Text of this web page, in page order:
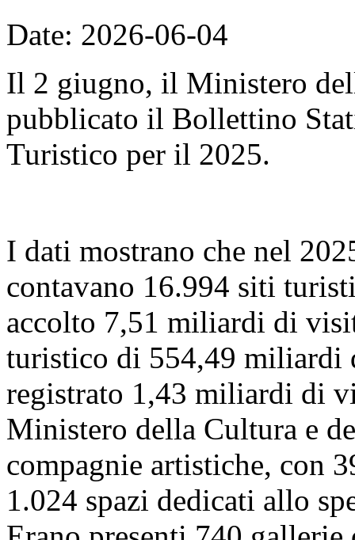
Date: 2026-06-04
Il 2 giugno, il Ministero
pubblicato il Bollettino
Turistico per il 2025.
I dati mostrano che nel
contavano 16.994 siti
accolto 7,51 miliardi di
turistico di 554,49 miliardi
registrato 1,43 miliardi di
Ministero della Cultura e
compagnie artistiche, con
1.024 spazi dedicati allo